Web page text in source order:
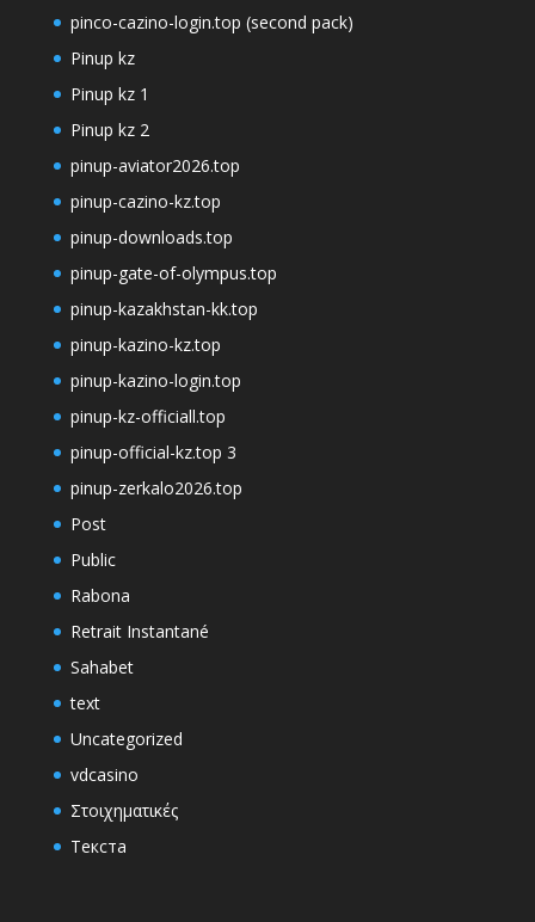
pinco-cazino-login.top (second pack)
Pinup kz
Pinup kz 1
Pinup kz 2
pinup-aviator2026.top
pinup-cazino-kz.top
pinup-downloads.top
pinup-gate-of-olympus.top
pinup-kazakhstan-kk.top
pinup-kazino-kz.top
pinup-kazino-login.top
pinup-kz-officiall.top
pinup-official-kz.top 3
pinup-zerkalo2026.top
Post
Public
Rabona
Retrait Instantané
Sahabet
text
Uncategorized
vdcasino
Στοιχηματικές
Текста